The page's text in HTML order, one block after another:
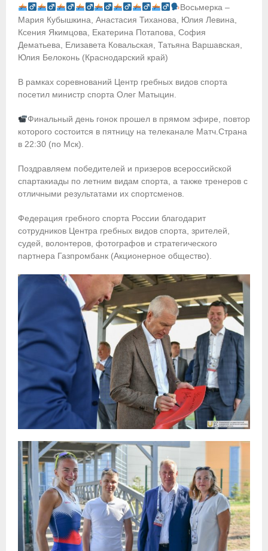
Grand Moscow Regatta (GMR)
Восьмерка –
Мария Кубышкина, Анастасия Тиханова, Юлия Левина,
Ксения Якимцова, Екатерина Потапова, София
Дематьева, Елизавета Ковальская, Татьяна Варшавская,
Юлия Белоконь (Краснодарский край)
В рамках соревнований Центр гребных видов спорта
посетил министр спорта Олег Матыцин.
Финальный день гонок прошел в прямом эфире, повтор
которого состоится в пятницу на телеканале Матч.Страна
в 22:30 (по Мск).
Поздравляем победителей и призеров всероссийской
спартакиады по летним видам спорта, а также тренеров с
отличными результатами их спортсменов.
Федерация гребного спорта России благодарит
сотрудников Центра гребных видов спорта, зрителей,
судей, волонтеров, фотографов и стратегического
партнера Газпромбанк (Акционерное общество).